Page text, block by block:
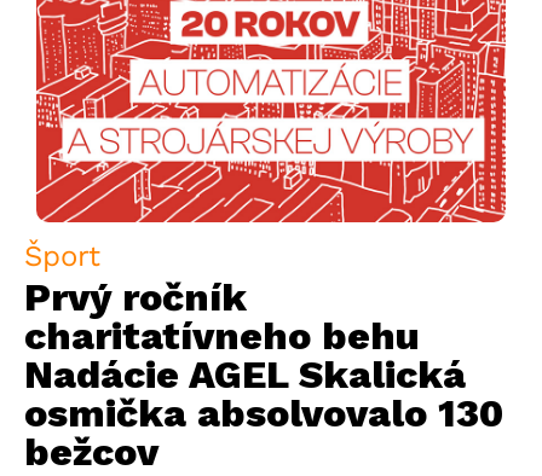
Šport
Prvý ročník
charitatívneho behu
Nadácie AGEL Skalická
osmička absolvovalo 130
bežcov